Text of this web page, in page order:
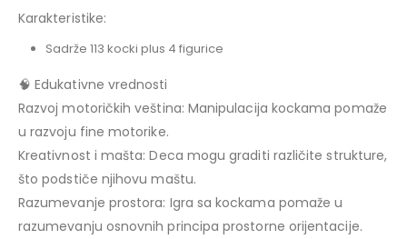
Karakteristike:
Sadrže 113 kocki plus 4 figurice
🧠 Edukativne vrednosti
Razvoj motoričkih veština: Manipulacija kockama pomaže
u razvoju fine motorike.
Kreativnost i mašta: Deca mogu graditi različite strukture,
što podstiče njihovu maštu.
Razumevanje prostora: Igra sa kockama pomaže u
razumevanju osnovnih principa prostorne orijentacije.